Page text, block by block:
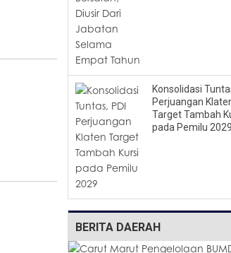
Konsolidasi
Perjuangan
Target Tambah
pada Pemilu 2029
BERITA DAERAH